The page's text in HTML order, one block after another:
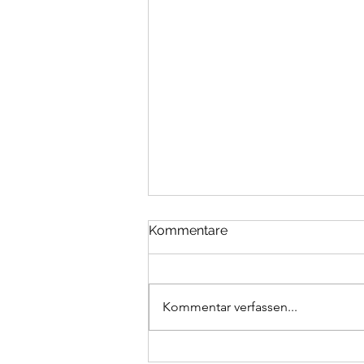
Kommentare
Kommentar verfassen...